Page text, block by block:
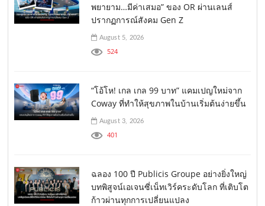
พยายาม…มีค่าเสมอ” ของ OR ผ่านเลนส์
ปรากฏการณ์สังคม Gen Z
August 5, 2026
524
“โอ้โห! เกล เกล 99 บาท” แคมเปญใหม่จาก
Coway ที่ทำให้สุขภาพในบ้านเริ่มต้นง่ายขึ้น
August 3, 2026
401
ฉลอง 100 ปี Publicis Groupe อย่างยิ่งใหญ่
บทพิสูจน์เอเจนซี่เน็ทเวิร์คระดับโลก ที่เติบโต
ก้าวผ่านทุกการเปลี่ยนแปลง